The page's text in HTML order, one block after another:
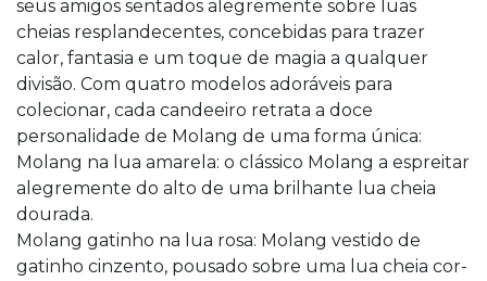
seus amigos sentados alegremente sobre luas
cheias resplandecentes, concebidas para trazer
calor, fantasia e um toque de magia a qualquer
divisão. Com quatro modelos adoráveis para
colecionar, cada candeeiro retrata a doce
personalidade de Molang de uma forma única:
Molang na lua amarela: o clássico Molang a espreitar
alegremente do alto de uma brilhante lua cheia
dourada.
Molang gatinho na lua rosa: Molang vestido de
gatinho cinzento, pousado sobre uma lua cheia cor-